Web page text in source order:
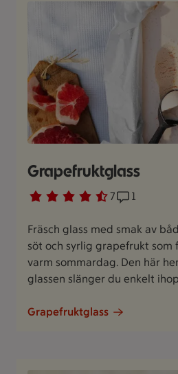
Grapefruktglass
Betyg 4.3 av 5. 7
7 personer har röstatReceptet
1
Fräsch glass med smak av
söt och syrlig grapefrukt som
varm sommardag. Den här
glassen slänger du enkelt
Grapefruktglass